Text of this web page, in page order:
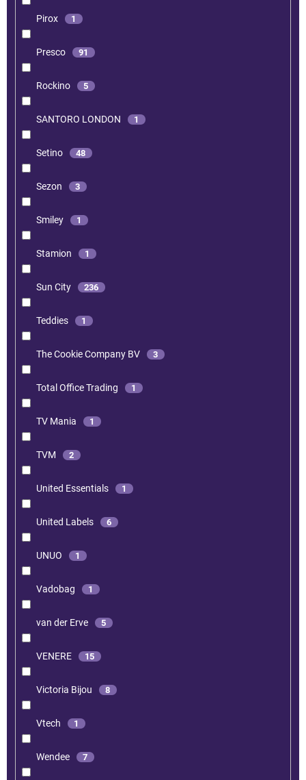
Pirox 1
Presco 91
Rockino 5
SANTORO LONDON 1
Setino 48
Sezon 3
Smiley 1
Stamion 1
Sun City 236
Teddies 1
The Cookie Company BV 3
Total Office Trading 1
TV Mania 1
TVM 2
United Essentials 1
United Labels 6
UNUO 1
Vadobag 1
van der Erve 5
VENERE 15
Victoria Bijou 8
Vtech 1
Wendee 7